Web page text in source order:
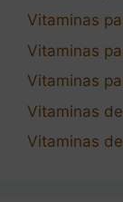
Vitaminas
Vitaminas
Vitaminas
Vitaminas
Vitaminas